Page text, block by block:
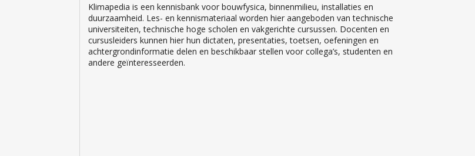
Klimapedia is een kennisbank voor bouwfysica, binnenmilieu, installaties en
duurzaamheid. Les- en kennismateriaal worden hier aangeboden van technische
universiteiten, technische hoge scholen en vakgerichte cursussen. Docenten en
cursusleiders kunnen hier hun dictaten, presentaties, toetsen, oefeningen en
achtergrondinformatie delen en beschikbaar stellen voor collega’s, studenten en
andere geïnteresseerden.